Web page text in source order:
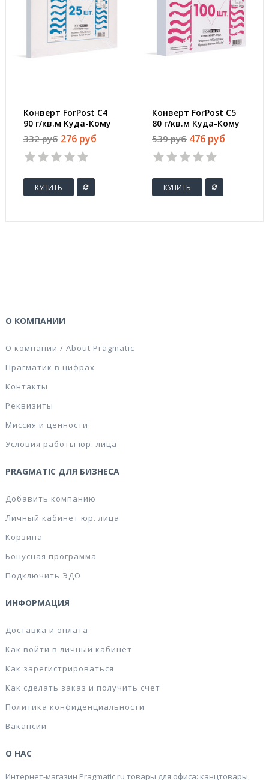
Конверт ForPost C4
90 г/кв.м Куда-Кому
белый стрип с
внутренней
запечаткой (25 штук
332 руб 276 руб
КУПИТЬ
Конверт ForPost С5
80 г/кв.м Куда-Кому
белый стрип с
внутренней
запечаткой (100
539 руб 476 руб
КУПИТЬ
О КОМПАНИИ
О компании / About Pragmatic
Прагматик в цифрах
Контакты
Реквизиты
Миссия и ценности
Условия работы юр. лица
PRAGMATIC ДЛЯ БИЗНЕСА
Добавить компанию
Личный кабинет юр. лица
Корзина
Бонусная программа
Подключить ЭДО
ИНФОРМАЦИЯ
Доставка и оплата
Как войти в личный кабинет
Как зарегистрироваться
Как сделать заказ и получить счет
Политика конфиденциальности
Вакансии
О НАС
Интернет-магазин Pragmatic.ru товары для офиса: канцтовары,